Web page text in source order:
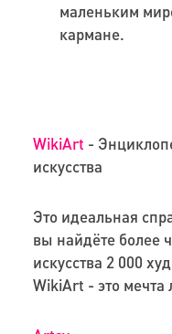
маленьким
кармане.
WikiArt -
искусства
Это идеальная
вы найдёте более
искусства 2 000
WikiArt - это мечта